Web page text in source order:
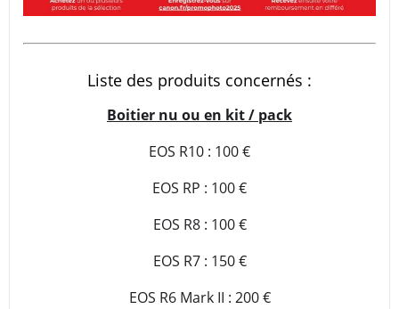
Liste des produits concernés :
Boitier nu ou en kit / pack
EOS R10 : 100 €
EOS RP : 100 €
EOS R8 : 100 €
EOS R7 : 150 €
EOS R6 Mark II : 200 €